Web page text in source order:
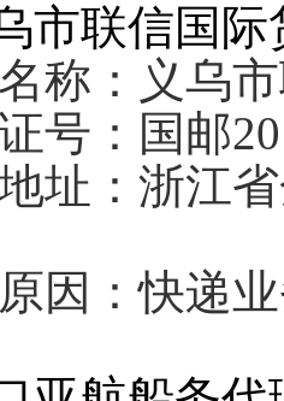
市联信国
称：义乌
号：国邮
址：浙江
因：快递